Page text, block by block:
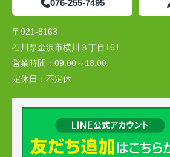
076-255-7495
〒921-8163
石川県金沢市横川３丁目161
営業時間： 09:00～18:00
定休日： 不定休